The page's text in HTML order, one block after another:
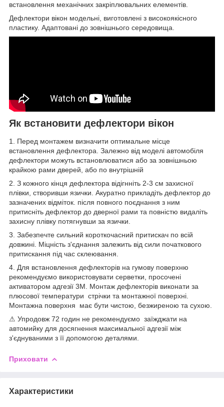
встановлення механічних закріплювальних елементів.
Дефлектори вікон модельні, виготовлені з високоякісного
пластику. Адаптовані до зовнішнього середовища.
Як встановити дефлектори вікон
1. Перед монтажем визначити оптимальне місце
встановлення дефлектора. Залежно від моделі автомобіля
дефлектори можуть встановлюватися або за зовнішньою
крайкою рами дверей, або по внутрішній
2. З кожного кінця дефлектора відігнніть 2-3 см захисної
плівки, створивши язички. Акуратно прикладіть дефлектор до
зазначених відміток. після повного поєднання з ним
притисніть дефлектор до дверної рами та повністю видаліть
захисну плівку потягнувши за язички.
3. Забезпечте сильний короткочасний притискач по всій
довжині. Міцність з'єднання залежить від сили початкового
притискання під час склеювання.
4. Для встановлення дефлекторів на гумову поверхню
рекомендуємо використовувати серветки, просочені
активатором адгезії 3M. Монтаж дефлекторів виконати за
плюсової температури стрічки та монтажної поверхні.
Монтажна поверхня має бути чистою, безжиреною та сухою.
⚠ Упродовж 72 годин не рекомендуємо заїжджати на
автомийку для досягнення максимальної адгезії між
з'єднуваними з її допомогою деталями.
Приховати
Характеристики